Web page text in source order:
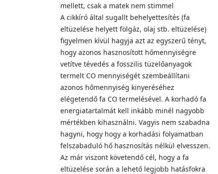
mellett, csak a matek nem stimmel
A cikkíró által sugallt behelyettesítés (fa
eltüzelése helyett fölgáz, olaj stb. eltüzelése)
figyelmen kívül hagyja azt az egyszerű tényt,
hogy azonos hasznosított hőmennyiségre
vetítve tévedés a fosszilis tüzelőanyagok
termelt CO mennyiségét szembeállítani
azonos hőmennyiség kinyeréséhez
elégetendő fa CO termelésével. A korhadó fa
energiatartalmát kell inkább minél nagyobb
mértékben kihasználni. Vagyis nem szabadna
hagyni, hogy hogy a korhadási folyamatban
felszabaduló hő hasznosítás nélkül elvesszen.
Az már viszont követendő cél, hogy a fa
eltüzelése során a lehető legjobb hatásfokra